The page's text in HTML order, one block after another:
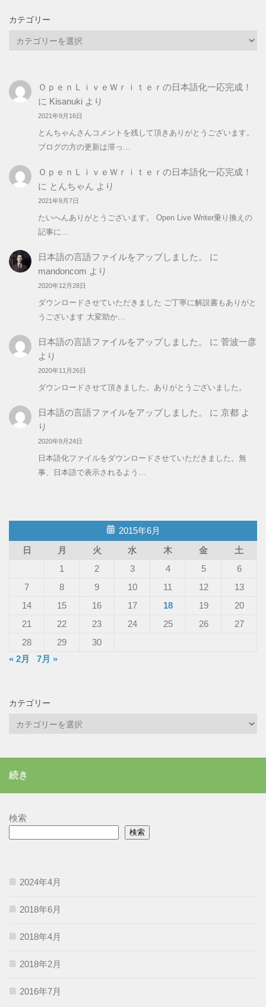
カテゴリー
リ
ー
ＯｐｅｎＬｉｖｅＷｒｉｔｅｒの日本語化一応完成！
に Kisanukiより
2021年9月16日
とんちゃんさんコメントを残して頂きありがとうございます。
ブログの方の更新は滞っ…
ＯｐｅｎＬｉｖｅＷｒｉｔｅｒの日本語化一応完成！
に とんちゃん より
2021年9月7日
たいへんありがとうございます。 Open Live Writer乗り換えの
記事に…
日本語の言語ファイルをアップしました。
に
mandoncom より
2020年12月28日
ダウンロードさせていただきました ご丁寧に解説書もありがと
うございます 大変助か…
日本語の言語ファイルをアップしました。 に 菅波一彦
より
2020年11月26日
ダウンロードさせて頂きました。ありがとうございました。
日本語の言語ファイルをアップしました。 に 京都よ
り
2020年9月24日
日本語化ファイルをダウンロードさせていただきました。無
事、日本語で表示されるよう…
2015年6月
日
月 火 水 木 金
土
1
2 3 4 5
6
7
8 9 10 11 12
13
14
15 16 17 18 19
20
21
22 23 24 25 26
27
28
29
30
« 2月
7月 »
カテゴリー
ー
続き
検索
検索
2024年4月
2018年6月
2018年4月
2018年2月
2016年7月